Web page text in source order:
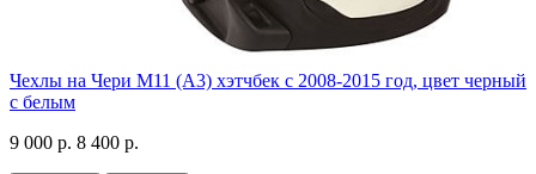
Чехлы на Чери М11 (А3) хэтчбек с 2008-2015 год, цвет черный
с белым
9 000 р. 8 400 р.